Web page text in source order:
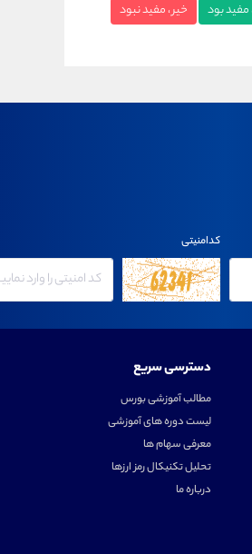
مفید بود خیر ، مفید نبود
کدامنیتی
دسترسی سریع
مطالب آموزشی بورس
لیست دوره های آموزشی
معرفی سهام ها
تحلیل تکنیکال رمز ارزها
درباره ما